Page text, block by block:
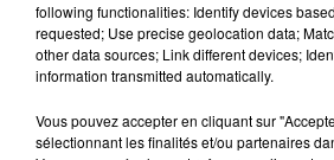
+ DE MUSIQUE
Mundo Latino
following functionalities: Identify devices
requested; Use precise geolocation data;
other data sources; Link different devices;
information transmitted automatically.
Vous pouvez accepter en cliquant sur
sélectionnant les finalités et/ou partenaires